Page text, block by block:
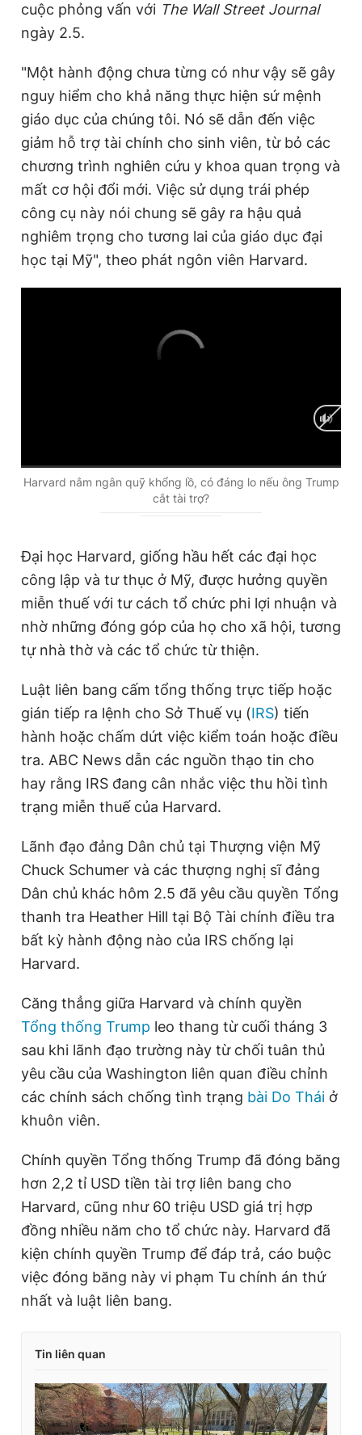
cuộc phỏng vấn với The Wall Street Journal
ngày 2.5.
"Một hành động chưa từng có như vậy sẽ gây
nguy hiểm cho khả năng thực hiện sứ mệnh
giáo dục của chúng tôi. Nó sẽ dẫn đến việc
giảm hỗ trợ tài chính cho sinh viên, từ bỏ các
chương trình nghiên cứu y khoa quan trọng và
mất cơ hội đổi mới. Việc sử dụng trái phép
công cụ này nói chung sẽ gây ra hậu quả
nghiêm trọng cho tương lai của giáo dục đại
học tại Mỹ", theo phát ngôn viên Harvard.
C
r
e
n
t
T
m
e
0:00 D
a
t
i
o
n
0:00
Harvard nắm ngân quỹ khổng lồ, có đáng lo nếu ông Trump
cắt tài trợ?
Đại học Harvard, giống hầu hết các đại học
công lập và tư thục ở Mỹ, được hưởng quyền
miễn thuế với tư cách tổ chức phi lợi nhuận và
nhờ những đóng góp của họ cho xã hội, tương
tự nhà thờ và các tổ chức từ thiện.
Luật liên bang cấm tổng thống trực tiếp hoặc
gián tiếp ra lệnh cho Sở Thuế vụ (IRS) tiến
hành hoặc chấm dứt việc kiểm toán hoặc điều
tra. ABC News dẫn các nguồn thạo tin cho
hay rằng IRS đang cân nhắc việc thu hồi tình
trạng miễn thuế của Harvard.
Lãnh đạo đảng Dân chủ tại Thượng viện Mỹ
Chuck Schumer và các thượng nghị sĩ đảng
Dân chủ khác hôm 2.5 đã yêu cầu quyền Tổng
thanh tra Heather Hill tại Bộ Tài chính điều tra
bất kỳ hành động nào của IRS chống lại
Harvard.
Căng thẳng giữa Harvard và chính quyền
Tổng thống Trump leo thang từ cuối tháng 3
sau khi lãnh đạo trường này từ chối tuân thủ
yêu cầu của Washington liên quan điều chỉnh
các chính sách chống tình trạng bài Do Thái ở
khuôn viên.
Chính quyền Tổng thống Trump đã đóng băng
hơn 2,2 tỉ USD tiền tài trợ liên bang cho
Harvard, cũng như 60 triệu USD giá trị hợp
đồng nhiều năm cho tổ chức này. Harvard đã
kiện chính quyền Trump để đáp trả, cáo buộc
việc đóng băng này vi phạm Tu chính án thứ
nhất và luật liên bang.
Tin liên quan